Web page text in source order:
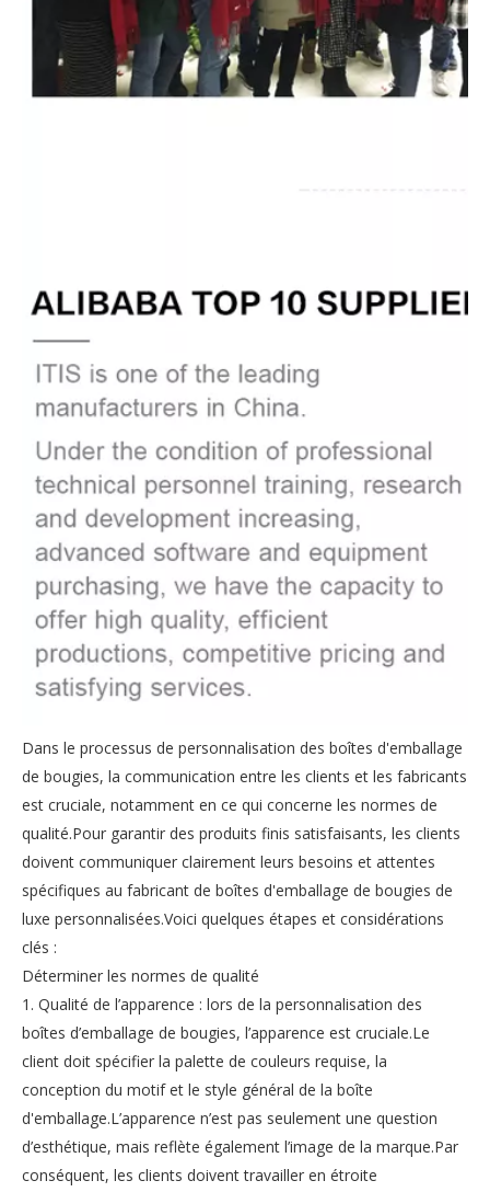
Dans le processus de personnalisation des boîtes d'emballage
de bougies, la communication entre les clients et les fabricants
est cruciale, notamment en ce qui concerne les normes de
qualité.Pour garantir des produits finis satisfaisants, les clients
doivent communiquer clairement leurs besoins et attentes
spécifiques au fabricant de boîtes d'emballage de bougies de
luxe personnalisées.Voici quelques étapes et considérations
clés :
Déterminer les normes de qualité
1. Qualité de l’apparence : lors de la personnalisation des
boîtes d’emballage de bougies, l’apparence est cruciale.Le
client doit spécifier la palette de couleurs requise, la
conception du motif et le style général de la boîte
d'emballage.L’apparence n’est pas seulement une question
d’esthétique, mais reflète également l’image de la marque.Par
conséquent, les clients doivent travailler en étroite